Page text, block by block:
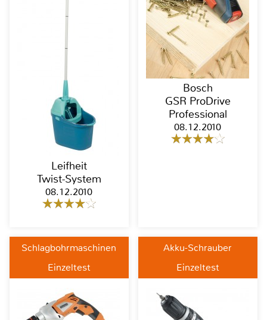
Leifheit
Twist-System
08.12.2010
Bosch
GSR ProDrive
Professional
08.12.2010
Schlagbohrmaschinen
Einzeltest
Akku-Schrauber
Einzeltest